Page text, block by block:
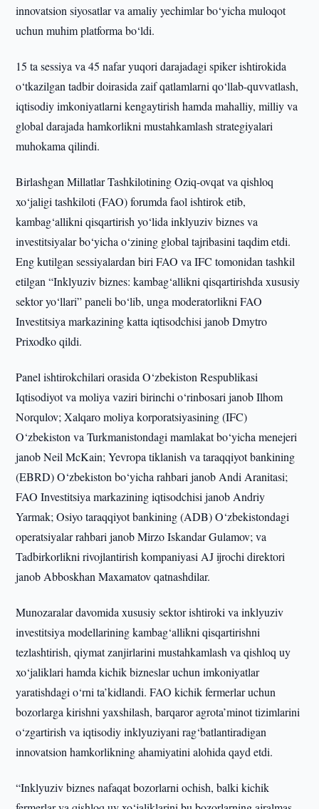
innovatsion siyosatlar va amaliy yechimlar bo‘yicha muloqot
uchun muhim platforma bo‘ldi.
15 ta sessiya va 45 nafar yuqori darajadagi spiker ishtirokida
o‘tkazilgan tadbir doirasida zaif qatlamlarni qo‘llab-quvvatlash,
iqtisodiy imkoniyatlarni kengaytirish hamda mahalliy, milliy va
global darajada hamkorlikni mustahkamlash strategiyalari
muhokama qilindi.
Birlashgan Millatlar Tashkilotining Oziq-ovqat va qishloq
xo‘jaligi tashkiloti (FAO) forumda faol ishtirok etib,
kambag‘allikni qisqartirish yo‘lida inklyuziv biznes va
investitsiyalar bo‘yicha o‘zining global tajribasini taqdim etdi.
Eng kutilgan sessiyalardan biri FAO va IFC tomonidan tashkil
etilgan “Inklyuziv biznes: kambag‘allikni qisqartirishda xususiy
sektor yo‘llari” paneli bo‘lib, unga moderatorlikni FAO
Investitsiya markazining katta iqtisodchisi janob Dmytro
Prixodko qildi.
Panel ishtirokchilari orasida O‘zbekiston Respublikasi
Iqtisodiyot va moliya vaziri birinchi o‘rinbosari janob Ilhom
Norqulov; Xalqaro moliya korporatsiyasining (IFC)
O‘zbekiston va Turkmanistondagi mamlakat bo‘yicha menejeri
janob Neil McKain; Yevropa tiklanish va taraqqiyot bankining
(EBRD) O‘zbekiston bo‘yicha rahbari janob Andi Aranitasi;
FAO Investitsiya markazining iqtisodchisi janob Andriy
Yarmak; Osiyo taraqqiyot bankining (ADB) O‘zbekistondagi
operatsiyalar rahbari janob Mirzo Iskandar Gulamov; va
Tadbirkorlikni rivojlantirish kompaniyasi AJ ijrochi direktori
janob Abboskhan Maxamatov qatnashdilar.
Munozaralar davomida xususiy sektor ishtiroki va inklyuziv
investitsiya modellarining kambag‘allikni qisqartirishni
tezlashtirish, qiymat zanjirlarini mustahkamlash va qishloq uy
xo‘jaliklari hamda kichik bizneslar uchun imkoniyatlar
yaratishdagi o‘rni ta’kidlandi. FAO kichik fermerlar uchun
bozorlarga kirishni yaxshilash, barqaror agrota’minot tizimlarini
o‘zgartirish va iqtisodiy inklyuziyani rag‘batlantiradigan
innovatsion hamkorlikning ahamiyatini alohida qayd etdi.
“Inklyuziv biznes nafaqat bozorlarni ochish, balki kichik